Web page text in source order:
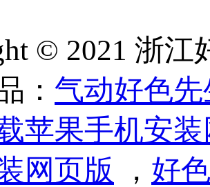
© 2021 浙
： 气动好色
苹果手机安
网页版
， 好